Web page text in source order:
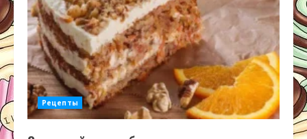
Рецепты